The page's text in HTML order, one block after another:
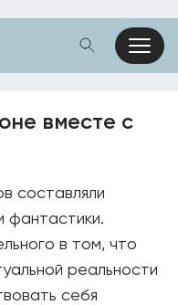
вместе с
составляли
фантастики.
в том, что
реальности
себя